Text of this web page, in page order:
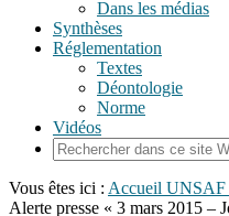
Dans les médias
Synthèses
Réglementation
Textes
Déontologie
Norme
Vidéos
Rechercher
dans
ce
site
Vous êtes ici : Accueil UNSAF
Alerte presse « 3 mars 2015 –